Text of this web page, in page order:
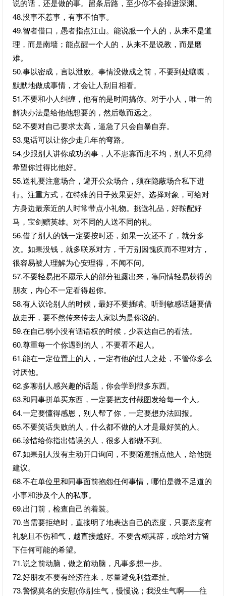
说的话，还是做的事。留条后路，至少你不会掉进深渊。
48.没事不惹事，有事不怕事。
49.智者借口，愚者指点江山。能说服一个人的，从来不是道
理，而是南墙；能点醒一个人的，从来不是说教，而是磨
难。
50.事以密成，言以泄败。事情没做成之前，不要到处嚷嚷，
默默地做成事情，才会让人刮目相看。
51.不要和小人纠缠，他有的是时间搞你。对于小人，唯一的
解决办法是给他他想要的，然后敬而远之。
52.不要对自己要求太高，逼急了只会自暴自弃。
53.鬼话可以让你少走几年的弯路。
54.少跟别人讲你成功的事，人不患寡而患不均，别人不见得
希望你过得比他好。
55.送礼要注意场合，避开公众场合，须在隐蔽场合私下进
行。注重方式，在特殊的日子效果更好。选择对象，可给对
方身边最亲近的人时常带点小礼物。挑选礼品，好鞍配好
马，宝剑赠英雄。对不同的人送不同的礼。
56.借了别人的钱一定要按时还，如果一次还不了，就分多
次。如果没钱，就多联系对方，千万别因愧疚而不理对方，
很容易被人理解为心安理得，不闻不问。
57.不要轻易把不愿示人的部分袒露出来，靠同情轻易获得的
朋友，内心不一定看得起你。
58.有人议论别人的时候，最好不要插嘴。听到敏感话题要借
故走开，要不然传来传去人家以为是你说的。
59.在自己弱小没有话语权的时候，少表达自己的看法。
60.尊重每一个你遇到的人，不要看不起人。
61.能在一定位置上的人，一定有他的过人之处，不管你多么
讨厌他。
62.多聊别人感兴趣的话题，你会学到很多东西。
63.和同事拼单买东西，一定要把支付截图发给每一个人。
64.一定要懂得感恩，别人帮了你，一定要想办法回报。
65.不要笑话失败的人，什么都不做的人才是最好笑的人。
66.珍惜给你指出错误的人，很多人都做不到。
67.如果别人没有主动开口询问，不要随意指点他人，给他提
建议。
68.不在单位里和同事面前抱怨任何事情，哪怕是微不足道的
小事和涉及个人的私事。
69.出门前，检查自己的着装。
70.当需要拒绝时，直接明了地表达自己的态度，只要态度有
礼貌且不伤和气，越直接越好。不要含糊其辞，或给对方留
下任何可能的希望。
71.说之前动脑，做之前动脑，凡事多想一步。
72.好朋友不要有经济往来，尽量避免利益牵扯。
73.警惕莫名的安慰(你别生气，慢慢说；我没生气啊——往